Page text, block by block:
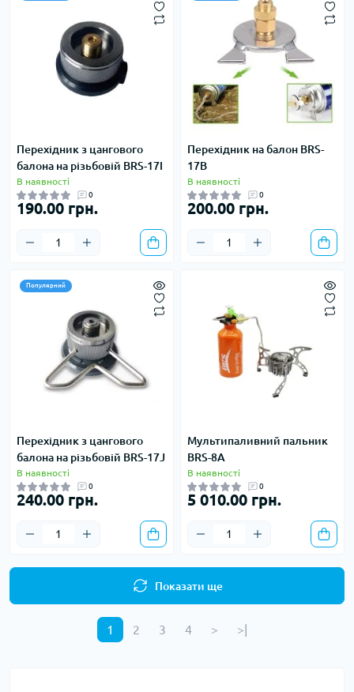
Перехідник з цангового
балона на різьбовій BRS-17I
В наявності
0
190.00 грн.
Перехідник на балон BRS-
17B
В наявності
0
200.00 грн.
Популярний
Перехідник з цангового
балона на різьбовій BRS-17J
В наявності
0
240.00 грн.
Мультипаливний пальник
BRS-8A
В наявності
0
5 010.00 грн.
Показати ще
1 2 3 4 > >|